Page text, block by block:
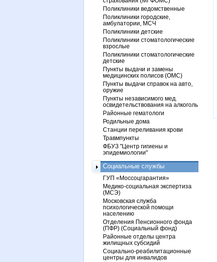
Поликлиники ведомственные
Поликлиники городские,
амбулатории, МСЧ
Поликлиники детские
Поликлиники стоматологические
взрослые
Поликлиники стоматологические
детские
Пункты выдачи и замены
медицинских полисов (ОМС)
Пункты выдачи справок на авто,
оружие
Пункты независимого мед.
освидетельствования на алкоголь
Районные гематологи
Родильные дома
Станции переливания крови
Травмпункты
ФБУЗ "Центр гигиены и
эпидемиологии"
Социальные службы
ГУП «Моссоцгарантия»
Медико-социальная экспертиза
(МСЭ)
Московская служба
психологической помощи
населению
Отделения Пенсионного фонда
(ПФР) (Социальный фонд)
Районные отделы центра
жилищных субсидий
Социально-реабилитационные
центры для инвалидов